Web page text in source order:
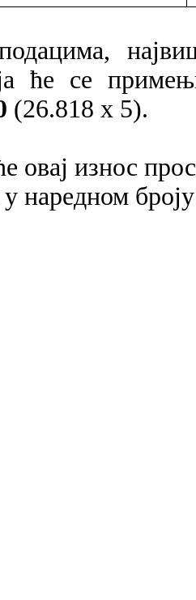
ће се
(26.818 x 5).
овај износ
наредном